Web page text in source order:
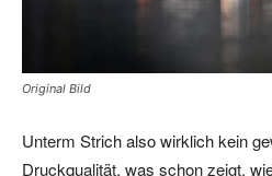
Original Bild
Unterm Strich also wirklich kein
Druckqualität, was schon zeigt,